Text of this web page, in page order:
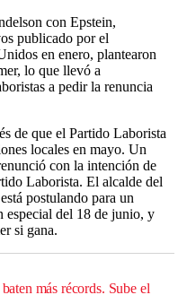
con Epstein,
publicado por el
en enero, plantearon
lo que llevó a
a pedir la renuncia
de que el Partido Laborista
locales en mayo. Un
con la intención de
Laborista. El alcalde del
postulando para un
especial del 18 de junio, y
si gana.
más récords. Sube el